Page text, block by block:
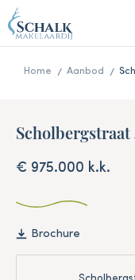
Home Aanbod
€ 975.000 k.k.
Brochure